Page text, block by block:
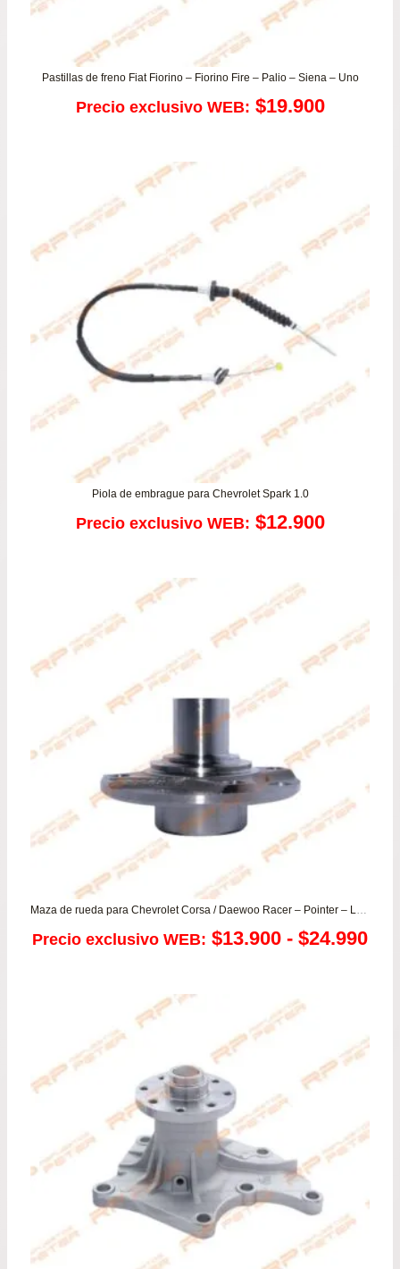
Pastillas de freno Fiat Fiorino – Fiorino Fire – Palio – Siena – Uno
Precio exclusivo WEB: $19.900
Piola de embrague para Chevrolet Spark 1.0
Precio exclusivo WEB: $12.900
Maza de rueda para Chevrolet Corsa / Daewoo Racer – Pointer – Lanos – Heaven
Precio exclusivo WEB: $13.900 - $24.990